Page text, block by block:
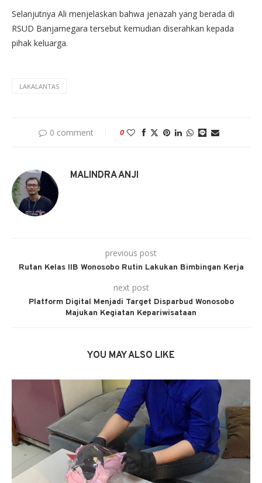
Selanjutnya Ali menjelaskan bahwa jenazah yang berada di
RSUD Banjarnegara tersebut kemudian diserahkan kepada
pihak keluarga.
LAKALANTAS
0 comment 0
MALINDRA ANJI
previous post
Rutan Kelas IIB Wonosobo Rutin Lakukan Bimbingan Kerja
next post
Platform Digital Menjadi Target Disparbud Wonosobo
Majukan Kegiatan Kepariwisataan
YOU MAY ALSO LIKE